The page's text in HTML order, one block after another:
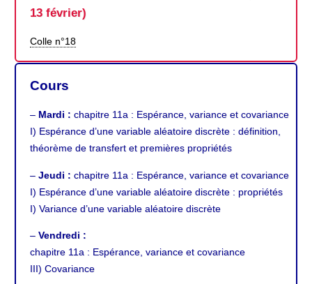
13 février)
Colle n°18
Cours
– Mardi : chapitre 11a : Espérance, variance et covariance
I) Espérance d’une variable aléatoire discrète : définition,
théorème de transfert et premières propriétés
– Jeudi : chapitre 11a : Espérance, variance et covariance
I) Espérance d’une variable aléatoire discrète : propriétés
I) Variance d’une variable aléatoire discrète
– Vendredi :
chapitre 11a : Espérance, variance et covariance
III) Covariance